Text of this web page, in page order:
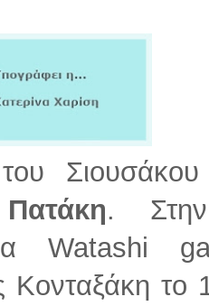
.
Watashi
Κονταξάκη το